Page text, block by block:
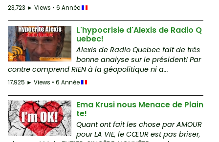
23,723 ► Views • 6 Année
L'hypocrisie d'Alexis de Radio Q
uebec!
Alexis de Radio Quebec fait de très
bonne analyse sur le président! Par
contre comprend RIEN à la géopolitique ni a...
17,925 ► Views • 6 Année
Ema Krusi nous Menace de Plain
te!
Quant ont fait les chose par AMOUR
pour LA VIE, le CŒUR est pas briser,